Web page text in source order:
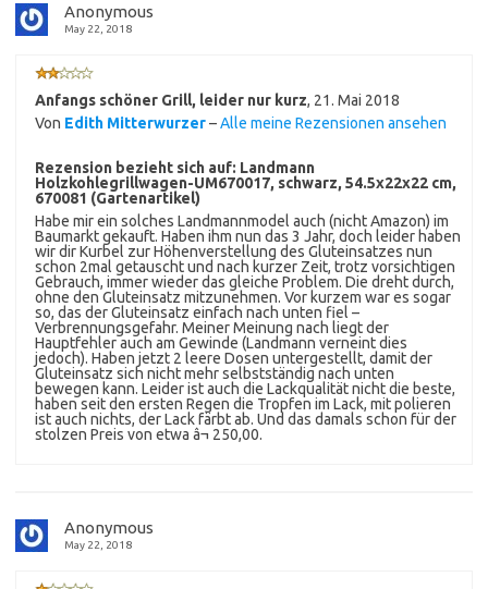
Anonymous
May 22, 2018
Anfangs schöner Grill, leider nur kurz, 21. Mai 2018
Von Edith Mitterwurzer–Alle meine Rezensionen ansehen
Rezension bezieht sich auf: Landmann
Holzkohlegrillwagen-UM670017, schwarz, 54.5x22x22 cm,
670081 (Gartenartikel)
Habe mir ein solches Landmannmodel auch (nicht Amazon) im
Baumarkt gekauft. Haben ihm nun das 3 Jahr, doch leider haben
wir dir Kurbel zur Höhenverstellung des Gluteinsatzes nun
schon 2mal getauscht und nach kurzer Zeit, trotz vorsichtigen
Gebrauch, immer wieder das gleiche Problem. Die dreht durch,
ohne den Gluteinsatz mitzunehmen. Vor kurzem war es sogar
so, das der Gluteinsatz einfach nach unten fiel –
Verbrennungsgefahr. Meiner Meinung nach liegt der
Hauptfehler auch am Gewinde (Landmann verneint dies
jedoch). Haben jetzt 2 leere Dosen untergestellt, damit der
Gluteinsatz sich nicht mehr selbstständig nach unten
bewegen kann. Leider ist auch die Lackqualität nicht die beste,
haben seit den ersten Regen die Tropfen im Lack, mit polieren
ist auch nichts, der Lack färbt ab. Und das damals schon für der
stolzen Preis von etwa â¬ 250,00.
Anonymous
May 22, 2018